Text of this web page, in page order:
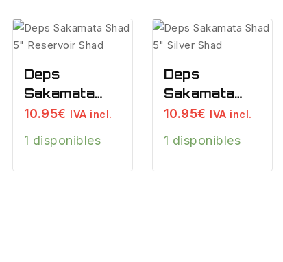
Deps
Sakamata
Shad 5″
Shad
10.95€ IVA incl.
1 disponibles
Deps
Sakamata
Shad 5″
10.95€ IVA incl.
1 disponibles